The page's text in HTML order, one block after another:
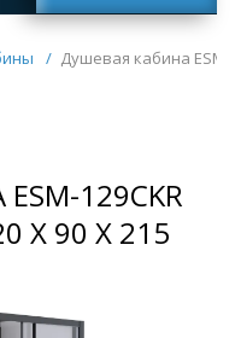
/ Душевая кабина ESM-
129CKR
Х 90 Х 215